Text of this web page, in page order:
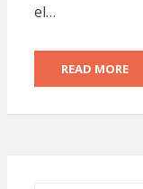
el…
READ MORE